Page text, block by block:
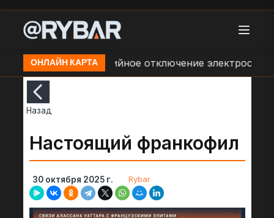
ОНЛАЙН КАРТА
Дальний Аварийное отключение
Назад
Настоящий франкофил
30 октября 2025 г. Rybar